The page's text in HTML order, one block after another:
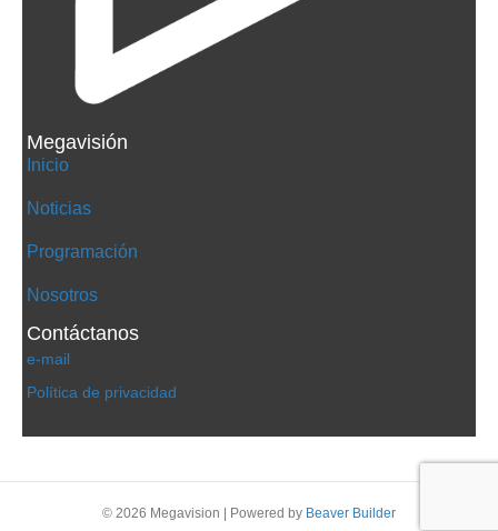
Megavisión
Inicio
Noticias
Programación
Nosotros
Contáctanos
e-mail
Política de privacidad
© 2026 Megavision Powered by Beaver Builder